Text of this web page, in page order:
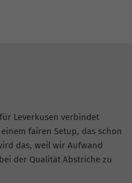
Leverkusen verbindet
fairen Setup, das schon
das, weil wir Aufwand
der Qualität Abstriche zu